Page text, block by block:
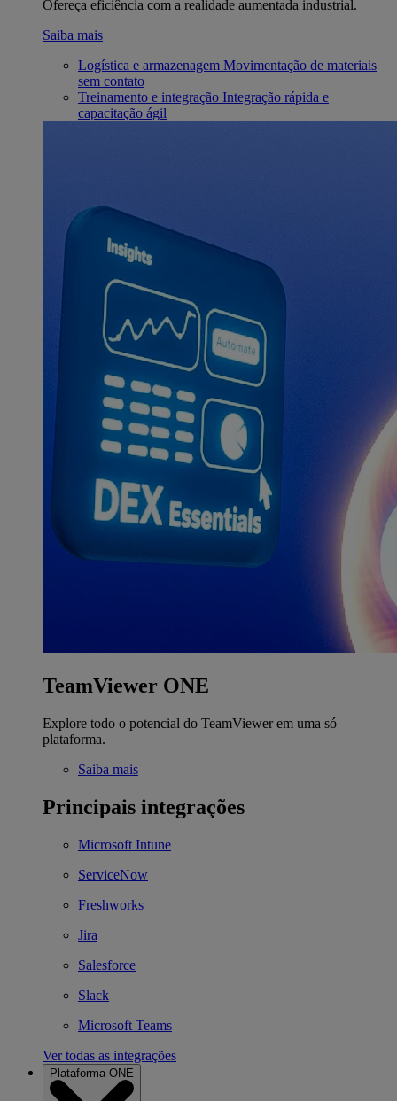
Ofereça eficiência com a realidade aumentada industrial.
Saiba mais
Logística e armazenagem Movimentação de materiais
sem contato
Treinamento e integração Integração rápida e
capacitação ágil
TeamViewer ONE
Explore todo o potencial do TeamViewer em uma só
plataforma.
Saiba mais
Principais integrações
Microsoft Intune
ServiceNow
Freshworks
Jira
Salesforce
Slack
Microsoft Teams
Ver todas as integrações
Plataforma ONE